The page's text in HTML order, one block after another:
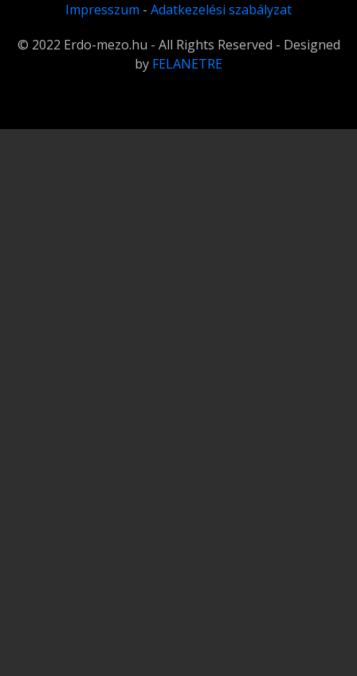
Impresszum - Adatkezelési szabályzat
© 2022 Erdo-mezo.hu - All Rights Reserved - Designed
by FELANETRE